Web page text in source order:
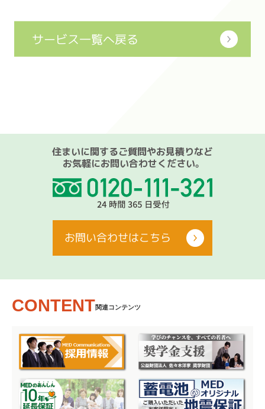
サービス一覧へ戻る
住まいに関するご質問やお見積りなど
お気軽にお問い合わせください。
お問い合わせはこちら
CONTENT関連コンテンツ